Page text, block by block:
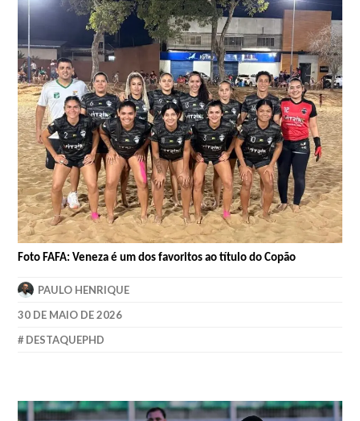
Foto FAFA: Veneza é um dos favoritos ao título do Copão
PAULO HENRIQUE
30 DE MAIO DE 2026
DESTAQUEPHD